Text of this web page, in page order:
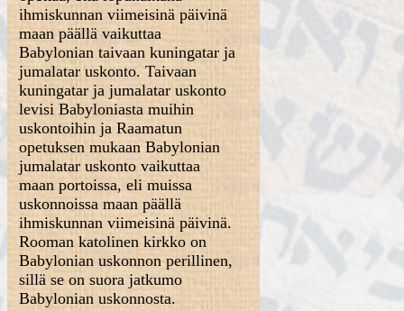
ihmiskunnan viimeisinä päivinä
maan päällä vaikuttaa
Babylonian taivaan kuningatar ja
jumalatar uskonto. Taivaan
kuningatar ja jumalatar uskonto
levisi Babyloniasta muihin
uskontoihin ja Raamatun
opetuksen mukaan Babylonian
jumalatar uskonto vaikuttaa
maan portoissa, eli muissa
uskonnoissa maan päällä
ihmiskunnan viimeisinä päivinä.
Rooman katolinen kirkko on
Babylonian uskonnon perillinen,
sillä se on suora jatkumo
Babylonian uskonnosta.